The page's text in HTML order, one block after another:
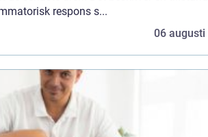
respons s...
06 augusti